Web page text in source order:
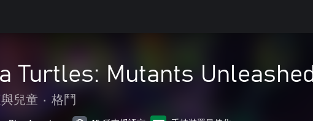
Turtles: Mutants Unleashed
兒童 • 格鬥